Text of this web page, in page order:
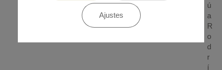
ú
a
R
o
d
r
í
Ajustes